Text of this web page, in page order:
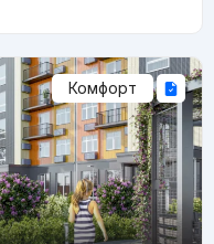
Комфорт